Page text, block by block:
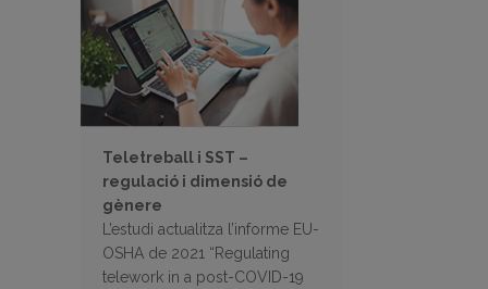
Teletreball i SST –
regulació i dimensió de
gènere
L’estudi actualitza l’informe EU-
OSHA de 2021 “Regulating
telework in a post-COVID-19